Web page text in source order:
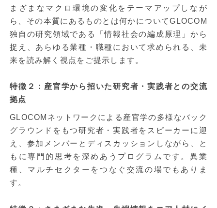
まざまなマクロ環境の変化をテーマアップしなが
ら、その本質にあるものとは何かについてGLOCOM
独自の研究領域である「情報社会の編成原理」から
捉え、あらゆる業種・職種において求められる、未
来を読み解く視点をご提示します。
特徴２：産官学から招いた研究者・実践者との交流
拠点
GLOCOMネットワークによる産官学の多様なバック
グラウンドをもつ研究者・実践者をスピーカーに迎
え、参加メンバーとディスカッションしながら、と
もに専門的思考を深めあうプログラムです。異業
種、マルチセクターをつなぐ交流の場でもありま
す。